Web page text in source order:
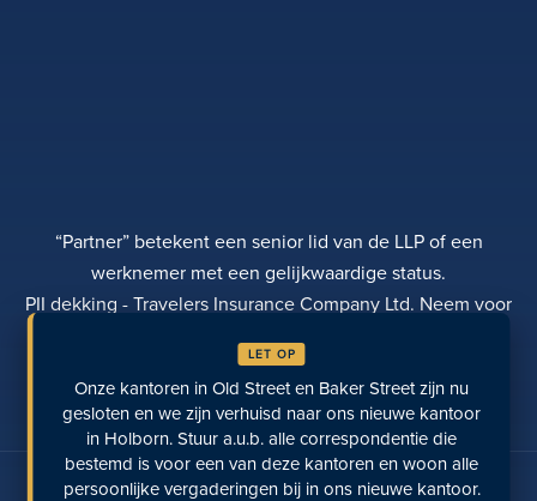
“Partner” betekent een senior lid van de LLP of een
werknemer met een gelijkwaardige status.
PII dekking - Travelers Insurance Company Ltd. Neem voor
PRIVACYBELEID KLACHTEN TRANSPARANTIE
DIVERSITEIT EEN BETALING DOEN LOCATIES
LAATST BEKEKEN PAGINA'S
Praat met ons op sociale media
LET OP
Onze kantoren in Old Street en Baker Street zijn nu
gesloten en we zijn verhuisd naar ons nieuwe kantoor
in Holborn. Stuur a.u.b. alle correspondentie die
bestemd is voor een van deze kantoren en woon alle
persoonlijke vergaderingen bij in ons nieuwe kantoor.